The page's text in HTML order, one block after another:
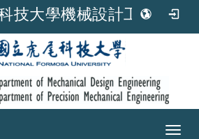
技大學機械設計工程系